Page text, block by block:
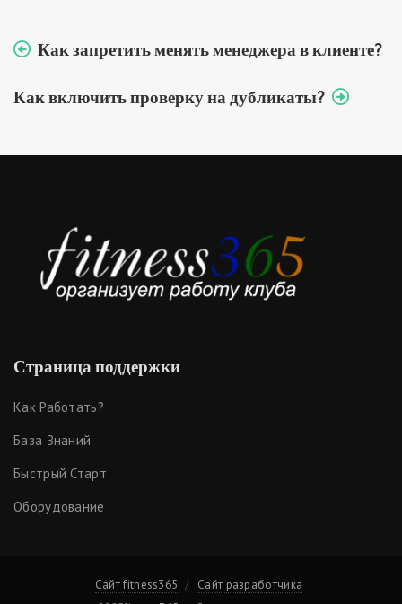
Как запретить менять менеджера в клиенте?
Как включить проверку на дубликаты?
Страница поддержки
Как Работать?
База Знаний
Быстрый Старт
Оборудование
Сайт fitness365
Сайт разработчика